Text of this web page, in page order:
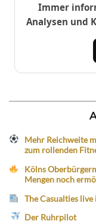
Immer
Analysen und
Mehr Reichweite
zum rollenden
Kölns
Mengen noch
The Casualties
Der Ruhrpilot